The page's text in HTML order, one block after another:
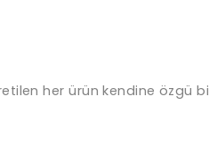
her ürün kendine özgü